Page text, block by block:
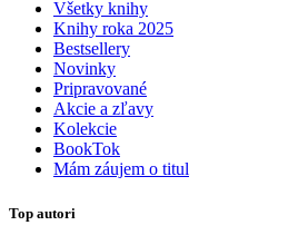
Všetky knihy
Knihy roka 2025
Bestsellery
Novinky
Pripravované
Akcie a zľavy
Kolekcie
BookTok
Mám záujem o titul
Top autori